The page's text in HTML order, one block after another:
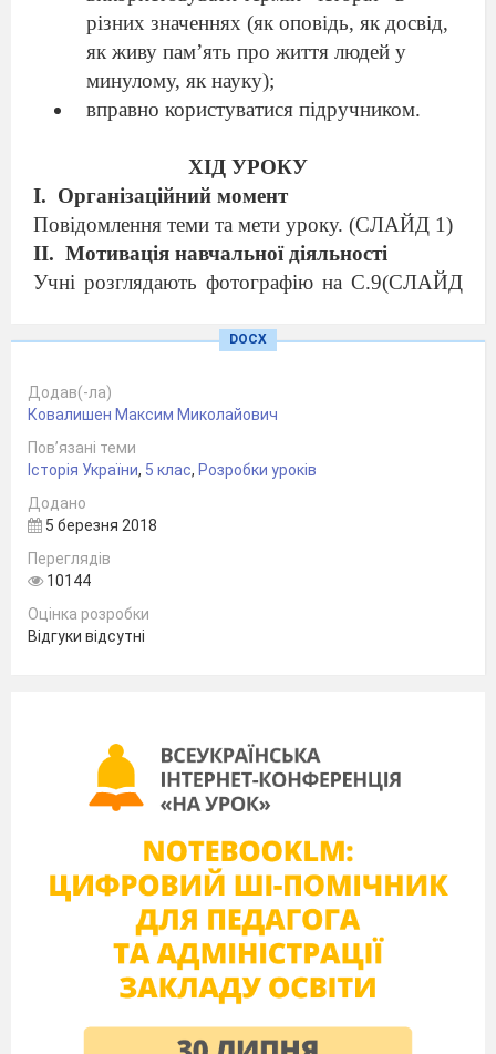
різних значеннях (як оповідь, як досвід,
як живу пам’ять про життя людей у
минулому, як науку);
вправно користуватися підручником.
ХІД УРОКУ
І. Організаційний момент
Повідомлення теми та мети уроку. (СЛАЙД 1)
ІІ. Мотивація навчальної діяльності
Учні розглядають фотографію на С.9(СЛАЙД
1. Як ви гадаєте, коли жили зображені на них
2. Чому ви так думаєте?
3. Що ви знаєте про те, яким було життя в
Україні 100 років тому?
4. Звідки про це можна дізнатися?
ІІІ. Вивчення нового матеріалу
подивитись у словнику чи скористатись
пояснень.
не тільки розповідь про минуле, а й саме
минуле. (СЛАЙД 3)
Учитель пропонує скласти три речення зі
Щоб не забути важливі події, люди почали
записувати відомості про них.
З часом кількість таких записів про минуле
поступово збільшувалась і, збільшувалась, що
змусило людей упорядковувати їх за роками.
Так з’явились літописи. А згодом виникла
окрема галузь людських знань
-
історична
DOCX
Додав(-ла)
Ковалишен Максим Миколайович
Пов’язані теми
Історія України, 5 клас, Розробки уроків
Додано
5 березня 2018
Переглядів
10144
Оцінка розробки
Відгуки відсутні